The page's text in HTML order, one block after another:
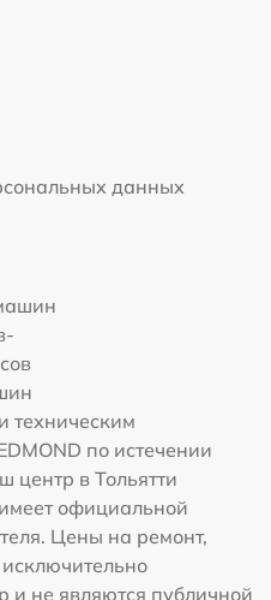
данных
техническим
по истечении
центр в Тольятти
официальной
Цены на ремонт,
и не являются публичной